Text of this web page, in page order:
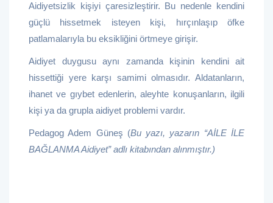
Aidiyetsizlik kişiyi çaresizleştirir. Bu nedenle kendini
güçlü hissetmek isteyen kişi, hırçınlaşıp öfke
patlamalarıyla bu eksikliğini örtmeye girişir.
Aidiyet duygusu aynı zamanda kişinin kendini ait
hissettiği yere karşı samimi olmasıdır. Aldatanların,
ihanet ve gıybet edenlerin, aleyhte konuşanların, ilgili
kişi ya da grupla aidiyet problemi vardır.
Pedagog Adem Güneş (Bu yazı, yazarın “AİLE İLE
BAĞLANMA Aidiyet” adlı kitabından alınmıştır.)